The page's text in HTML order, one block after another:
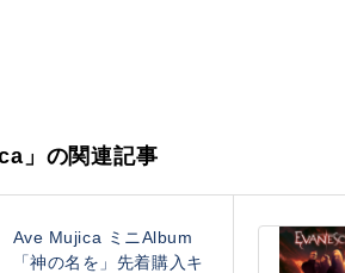
」の関連記事
Ave Mujica ミニAlbum
「神の名を」先着購入キ